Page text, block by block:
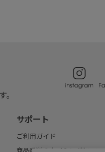
サポート
ご利用ガイド